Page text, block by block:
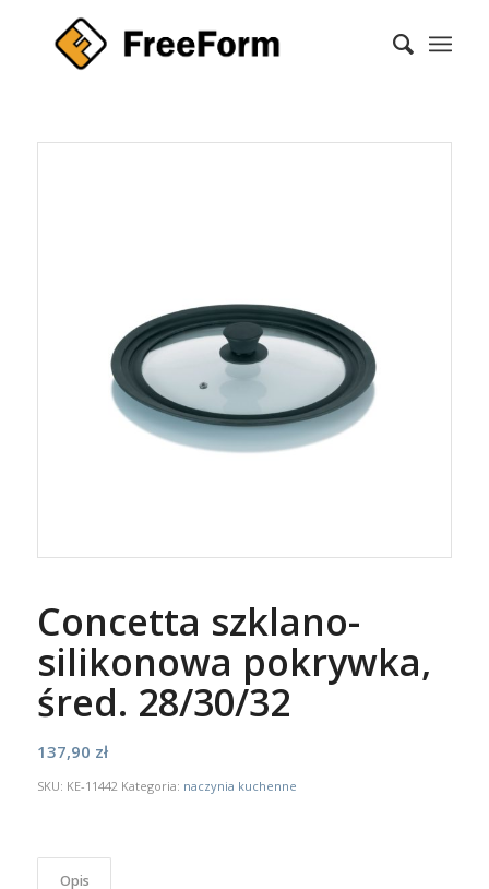
Concetta szklano-
silikonowa pokrywka,
śred. 28/30/32
137,90 zł
SKU: KE-11442 Kategoria: naczynia kuchenne
Opis